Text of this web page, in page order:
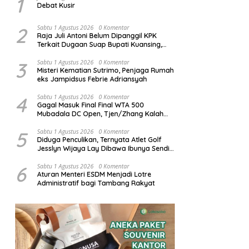
1 Debat Kusir
2 Sabtu 1 Agustus 2026 0 Komentar
Raja Juli Antoni Belum Dipanggil KPK
Terkait Dugaan Suap Bupati Kuansing,
Tidak
3 Sabtu 1 Agustus 2026 0 Komentar
Misteri Kematian Sutrimo, Penjaga Rumah
eks Jampidsus Febrie Adriansyah
4 Sabtu 1 Agustus 2026 0 Komentar
Gagal Masuk Final Final WTA 500
Mubadala DC Open, Tjen/Zhang Kalah
Jumat Malam
5 Sabtu 1 Agustus 2026 0 Komentar
Diduga Penculikan, Ternyata Atlet Golf
Jesslyn Wijaya Lay Dibawa Ibunya Sendiri
6 Sabtu 1 Agustus 2026 0 Komentar
Aturan Menteri ESDM Menjadi Lotre
Administratif bagi Tambang Rakyat